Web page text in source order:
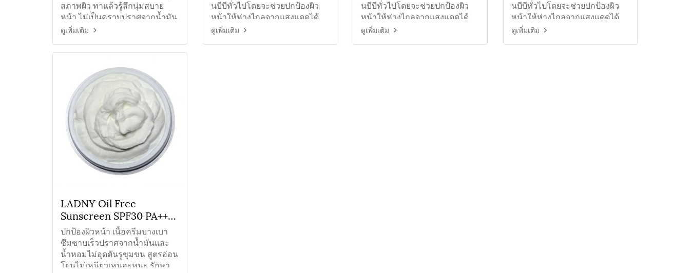
สภาพผิว ทาแล้วรู้สึกนุ่มสบาย
หน้า ไม่เป็นคราบปราศจากน้ำมัน
ดูเพิ่มเติม
นบีบีทั่วไปโดยจะช่วยปกป้องผิว
หน้าให้ห่างไกลจากแสงแดดได้
ช่วยไม่ให้ผิวหน้าคล้ำเสียจาก
ดูเพิ่มเติม
นบีบีทั่วไปโดยจะช่วยปกป้องผิว
หน้าให้ห่างไกลจากแสงแดดได้
ช่วยไม่ให้ผิวหน้าคล้ำเสียจาก
ดูเพิ่มเติม
นบีบีทั่วไปโดยจะช่วยปกป้องผิว
หน้าให้ห่างไกลจากแสงแดดได้
ช่วยไม่ให้ผิวหน้าคล้ำเสียจาก
ดูเพิ่มเติม
LADNY Oil Free
Sunscreen SPF30 PA+++
ครีมกันแดดออยล์ฟรี
ปกป้องผิวหน้า เนื้อครีมบางเบา
ซึมซาบเร็วปราศจากน้ำมันและ
น้ำหอมไม่อุดตันรูขุมขน สูตรอ่อน
โยนไม่เหนียวเหนอะหนะ รักษา